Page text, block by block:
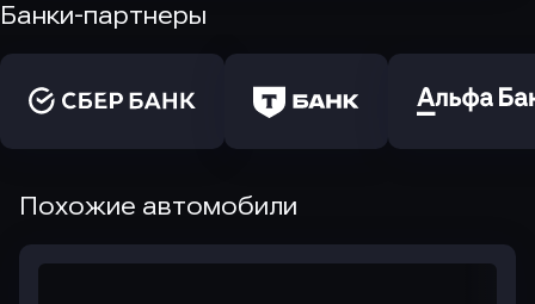
Банки-партнеры
Похожие автомобили